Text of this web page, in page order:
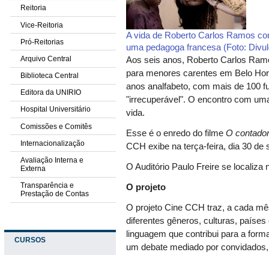
Reitoria
Vice-Reitoria
Pró-Reitorias
Arquivo Central
Biblioteca Central
Editora da UNIRIO
Hospital Universitário
Comissões e Comitês
Internacionalização
Avaliação Interna e
Externa
Transparência e
Prestação de Contas
CURSOS
A vida de Roberto Carlos Ramos
uma pedagoga francesa (Foto:
Aos seis anos, Roberto Carlos
para menores carentes em Belo
anos analfabeto, com mais de 100
"irrecuperável". O encontro com
vida.
Esse é o enredo do filmeO
CCH exibe na terça-feira, dia 30 de
O Auditório Paulo Freire se localiza
O projeto
O projeto Cine CCH traz, a cada
diferentes gêneros, culturas,
linguagem que contribui para a
um debate mediado por